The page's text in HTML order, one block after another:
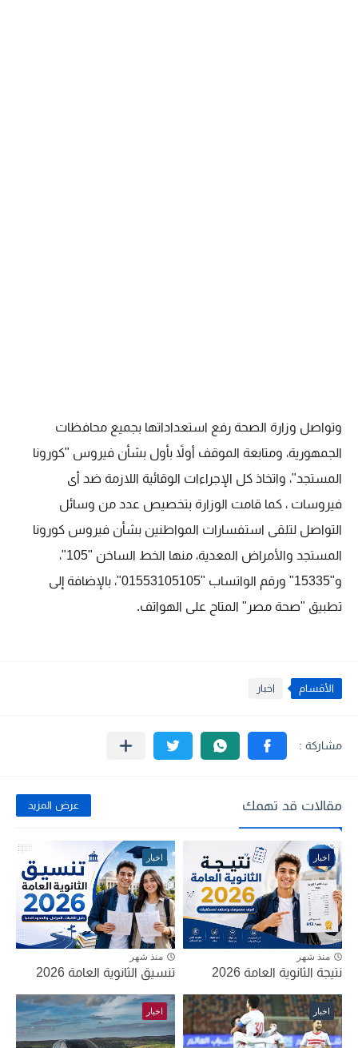
وتواصل وزارة الصحة رفع استعداداتها بجميع محافظات
الجمهورية، ومتابعة الموقف أولاً بأول بشأن فيروس "كورونا
المستجد"، واتخاذ كل الإجراءات الوقائية اللازمة ضد أى
فيروسات ، كما قامت الوزارة بتخصيص عدد من وسائل
التواصل لتلقى استفسارات المواطنين بشأن فيروس كورونا
المستجد والأمراض المعدية، منها الخط الساخن "105"،
و"15335" ورقم الواتساب "01553105105"، بالإضافة إلى
تطبيق "صحة مصر" المتاح على الهواتف.
الأقسام اخبار
مقالات قد تهمك عرض المزيد
اخبار
منذ شهر
نتيجة الثانوية العامة 2026
اخبار
منذ شهر
تنسيق الثانوية العامة 2026
اخبار اخبار